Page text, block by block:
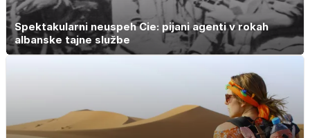
Spektakularni neuspeh Cie: pijani agenti v rokah
albanske tajne službe